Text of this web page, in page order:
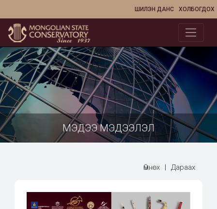
ХОЛБОГДОХ
ШИЛЭН ДАНС
МЭДЭЭ МЭДЭЭЛЭЛ
Өмнөх | Дараах